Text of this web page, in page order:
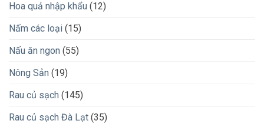
Hoa quả nhập khẩu (12)
Nấm các loại (15)
Nấu ăn ngon (55)
Nông Sản (19)
Rau củ sạch (145)
Rau củ sạch Đà Lạt (35)